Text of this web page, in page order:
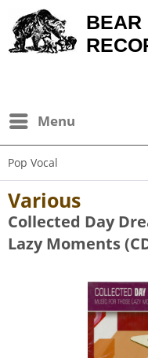
BEAR
Menu
Pop Vocal
Various
Collected Day
Lazy Moments